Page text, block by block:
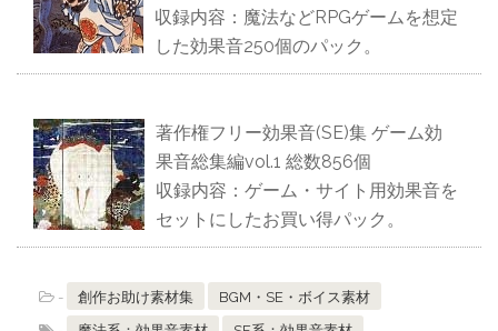
収録内容：魔法などRPGゲームを想定
した効果音250個のパック。
著作権フリー効果音(SE)集 ゲーム効
果音総集編vol.1 総数856個
収録内容：ゲーム・サイト用効果音を
セットにしたお買い得パック。
- 創作お助け素材集
BGM・SE・ボイス素材